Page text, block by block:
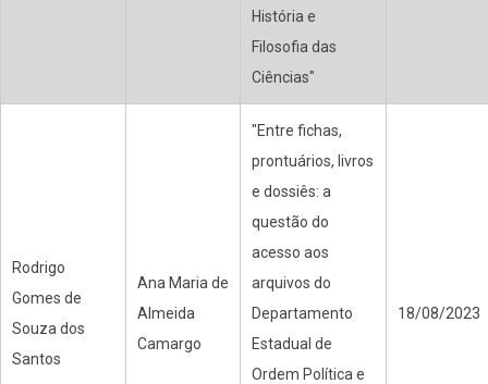
História e
Filosofia das
Ciências"
Rodrigo
Gomes de
Souza dos
Santos
Ana Maria de
Almeida
Camargo
"Entre fichas,
prontuários, livros
e dossiês: a
questão do
acesso aos
arquivos do
Departamento
Estadual de
Ordem Política e
18/08/2023